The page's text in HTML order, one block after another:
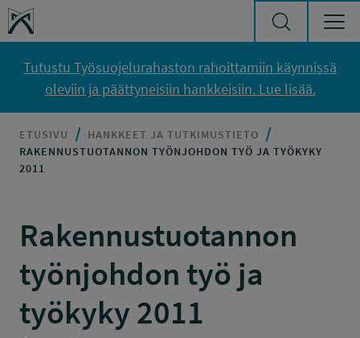
Siirry sisältöön
Työsuojelurahasto
Tutustu Työsuojelurahaston rahoittamiin käynnissä
oleviin ja päättyneisiin hankkeisiin. Lue lisää.
ETUSIVU
HANKKEET JA TUTKIMUSTIETO
RAKENNUSTUOTANNON TYÖNJOHDON TYÖ JA TYÖKYKY
2011
Rakennustuotannon
työnjohdon työ ja
työkyky 2011